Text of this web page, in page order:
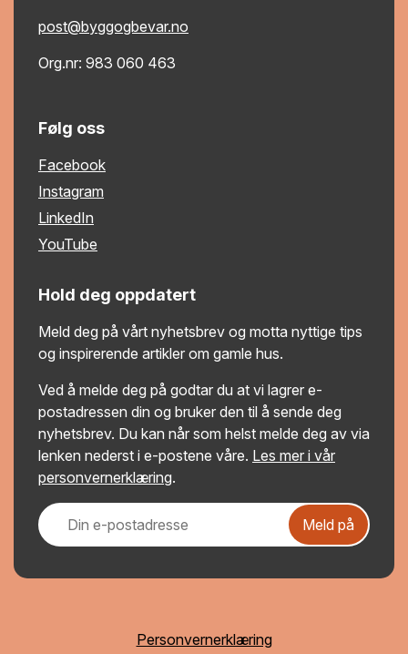
post@byggogbevar.no
Org.nr: 983 060 463
Følg oss
Facebook
Instagram
LinkedIn
YouTube
Hold deg oppdatert
Meld deg på vårt nyhetsbrev og motta nyttige tips
og inspirerende artikler om gamle hus.
Ved å melde deg på godtar du at vi lagrer e-
postadressen din og bruker den til å sende deg
nyhetsbrev. Du kan når som helst melde deg av via
lenken nederst i e-postene våre. Les mer i vår
personvernerklæring.
Meld på
Personvernerklæring